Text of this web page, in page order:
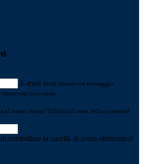
E-mail Verrà inviato un messaggio
necessarie.
al nome utente? Effettua il reset della password
controllare la casella di posta elettronica!